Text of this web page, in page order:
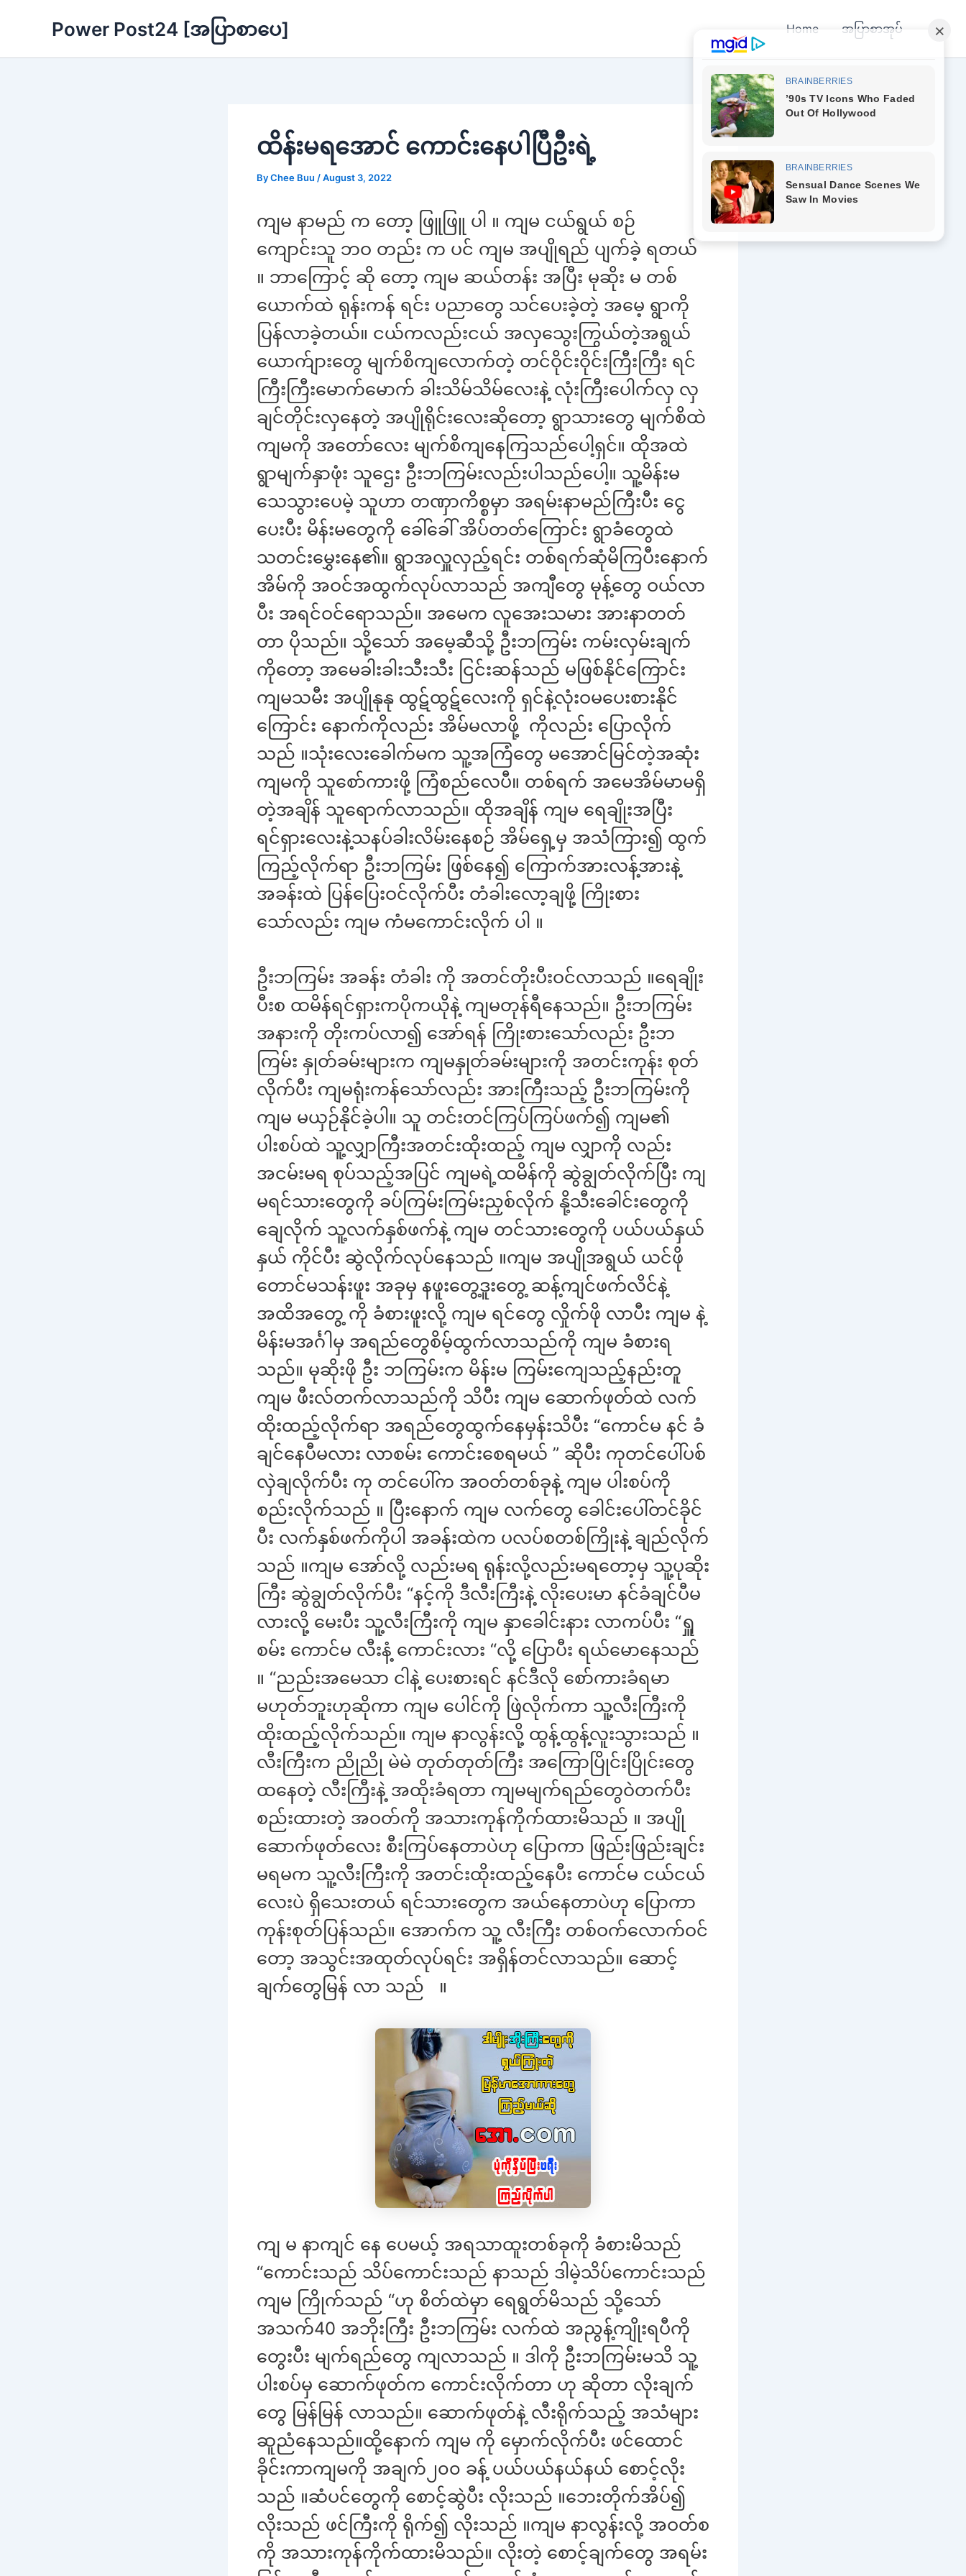
Power Post24 [အပြာစာပေ] Home အပြာစာအုပ်
ထိန်းမရအောင် ကောင်းနေပါပြီဦးရဲ့
ByChee Buu /August 3, 2022
ကျမ နာမည် က တော့ ဖြူဖြူ ပါ ။ ကျမ ငယ်ရွယ် စဉ်
ကျောင်းသူ ဘဝ တည်း က ပင် ကျမ အပျိုရည် ပျက်ခဲ့ ရတယ်
။ ဘာကြောင့် ဆို တော့ ကျမ ဆယ်တန်း အပြီး မုဆိုး မ တစ်
ယောက်ထဲ ရုန်းကန် ရင်း ပညာတွေ သင်ပေးခဲ့တဲ့ အမေ့ ရွာကို
ပြန်လာခဲ့တယ်။ ငယ်ကလည်းငယ် အလှသွေးကြွယ်တဲ့အရွယ်
ယောက်ျားတွေ မျက်စိကျလောက်တဲ့ တင်ဝိုင်းဝိုင်းကြီးကြီး ရင်
ကြီးကြီးမောက်မောက် ခါးသိမ်သိမ်လေးနဲ့ လုံးကြီးပေါက်လှ လှ
ချင်တိုင်းလှနေတဲ့ အပျိုရိုင်းလေးဆိုတော့ ရွာသားတွေ မျက်စိထဲ
ကျမကို အတော်လေး မျက်စိကျနေကြသည်ပေါ့ရှင်။ ထိုအထဲ
ရွာမျက်နှာဖုံး သူဌေး ဦးဘကြမ်းလည်းပါသည်ပေါ့။ သူ့မိန်းမ
သေသွားပေမဲ့ သူဟာ တဏှာကိစ္စမှာ အရမ်းနာမည်ကြီးပီး ငွေ
ပေးပီး မိန်းမတွေကို ခေါ်ခေါ် အိပ်တတ်ကြောင်း‌ ရွာခံတွေထဲ
သတင်းမွှေးနေ၏။ ရွာအလှူလှည့်ရင်း တစ်ရက်ဆုံမိကြပီးနောက်
အိမ်ကို အဝင်အထွက်လုပ်လာသည် အကျီတွေ မုန့်တွေ ဝယ်လာ
ပီး အရင်ဝင်ရောသည်။ အမေက လူအေးသမား အားနာတတ်
တာ ပိုသည်။ သို့သော် အမေ့ဆီသို့ ဦးဘကြမ်း ကမ်းလှမ်းချက်
ကိုတော့ အမေခါးခါးသီးသီး ငြင်းဆန်သည် မဖြစ်နိုင်ကြောင်း
ကျမသမီး အပျိုနုနု ထွဋ်ထွဋ်လေးကို ရှင်နဲ့လုံးဝမပေးစားနိုင်
ကြောင်း နောက်ကိုလည်း အိမ်မလာဖို့ ‌ ကိုလည်း ပြောလိုက်
သည် ။သုံးလေးခေါက်မက သူ့အကြံတွေ ‌မအောင်မြင်တဲ့အဆုံး
ကျမကို သူစော်ကားဖို့ ကြံစည်လေပီ။ တစ်ရက် အမေအိမ်မာမရှိ
တဲ့အချိန် သူရောက်လာသည်။ ထိုအချိန် ကျမ ရေချိုးအပြီး
ရင်ရှားလေးနဲ့သနပ်ခါးလိမ်းနေစဉ် အိမ်ရှေ့မှ အသံကြား၍ ထွက်
ကြည့်လိုက်ရာ ဦးဘကြမ်း ဖြစ်နေ၍ ကြောက်အားလန့်အားနဲ့
အခန်းထဲ ပြန်ပြေးဝင်လိုက်ပီး တံခါးလော့ချဖို့ ကြိုးစား
သော်လည်း ကျမ ကံမကောင်းလိုက် ပါ ။
ဦးဘကြမ်း အခန်း တံခါး ကို အတင်တိုးပီးဝင်လာသည် ။ရေချိုး
ပီးစ ထမိန်ရင်ရှားကပိုကယိုနဲ့ ‌ကျမတုန်ရီနေသည်။ ဦးဘကြမ်း
အနားကို တိုးကပ်လာ၍ အော်ရန် ကြိုးစားသော်လည်း ဦးဘ
ကြမ်း နှုတ်ခမ်းများက ကျမနှုတ်ခမ်းများကို အတင်းကုန်း စုတ်
လိုက်ပီး ကျမရုံးကန်သော်လည်း အားကြီးသည့် ဦးဘကြမ်းကို
ကျမ မယှဉ်နိုင်ခဲ့ပါ။ သူ တင်းတင်ကြပ်ကြပ်ဖက်၍ ကျမ၏
ပါးစပ်ထဲ သူ့လျှာကြီးအတင်းထိုးထည့် ကျမ လျှာကို လည်း
အငမ်းမရ စုပ်သည့်အပြင် ကျမရဲ့ထမိန်ကို ဆွဲချွတ်လိုက်ပြီး ကျ
မရင်သားတွေကို ခပ်ကြမ်းကြမ်းညှစ်လိုက် နို့သီးခေါင်းတွေကို
ချေလိုက် သူ့လက်နှစ်ဖက်နဲ့ ကျမ တင်သားတွေကို ပယ်ပယ်နှယ်
နှယ် ကိုင်ပီး ဆွဲလိုက်လုပ်နေသည် ။ကျမ အပျိုအရွယ် ‌ယင်ဖို
တောင်မသန်းဖူး အခုမှ နဖူးတွေ့ဒူးတွေ့ ဆန့်ကျင်ဖက်လိင်နဲ့
အထိအတွေ့ ကို ခံစားဖူးလို့ ကျမ ရင်တွေ လှိုက်ဖို လာပီး ကျမ နဲ့
မိန်းမအင်္ဂါမှ အရည်တွေစိမ့်ထွက်လာသည်ကို ကျမ ခံစားရ
သည်။ မုဆိုးဖို ဦး ဘကြမ်းက မိန်းမ ကြမ်းကျေသည့်နည်းတူ
ကျမ ဖီးလ်တက်လာသည်ကို သိပီး ကျမ ဆောက်ဖုတ်ထဲ လက်
ထိုးထည့်လိုက်ရာ အရည်တွေထွက်နေမှန်းသိပီး “ကောင်မ နင် ခံ
ချင်နေပီမလား လာစမ်း ကောင်းစေရမယ် ” ဆိုပီး ကုတင်ပေါ်ပစ်
လှဲချလိုက်ပီး ကု တင်ပေါ်က အဝတ်တစ်ခုနဲ့ ကျမ ပါးစပ်ကို
စည်းလိုက်သည် ။ ပြီးနောက် ကျမ လက်တွေ ခေါင်းပေါ်တင်ခိုင်
ပီး လက်နှစ်ဖက်ကိုပါ အခန်းထဲက ပလပ်စတစ်ကြိုးနဲ့ ချည်လိုက်
သည် ။ကျမ အော်လို့ လည်းမရ ရုန်းလို့လည်းမရတော့မှ သူ့ပုဆိုး
ကြီး ဆွဲချွတ်လိုက်ပီး “နင့်ကို ဒီလီးကြီးနဲ့ လိုးပေးမာ နင်ခံချင်ပီမ
လားလို့ မေးပီး သူ့လီးကြီးကို ကျမ နှာခေါင်းနား လာကပ်ပီး “ရှူ
စမ်း ကောင်မ လီးနံ့ ကောင်းလား “လို့ ပြောပီး ရယ်မောနေသည်
။ “ညည်းအမေသာ ငါနဲ့ ပေးစားရင် နင်ဒီလို စော်ကားခံရမာ
မဟုတ်ဘူးဟုဆိုကာ ကျမ ပေါင်ကို ဖြဲလိုက်ကာ သူ့လီးကြီးကို
ထိုးထည့်လိုက်သည်။ ကျမ နာလွန်းလို့ ထွန့်ထွန့်လူးသွားသည် ။
လီးကြီးက ညိုညို မဲမဲ တုတ်တုတ်ကြီး အကြောပြိုင်းပြိုင်းတွေ
ထနေတဲ့ လီးကြီးနဲ့ အထိုးခံရတာ ကျမမျက်ရည်တွေဝဲတက်ပီး
စည်းထားတဲ့ အဝတ်ကို အသားကုန်ကိုက်ထားမိသည် ။ အပျို
ဆောက်ဖုတ်လေး စီးကြပ်‌နေတာပဲဟု ပြောကာ ဖြည်းဖြည်းချင်း
မရမက သူ့လီးကြီးကို အတင်းထိုးထည့်နေပီး ကောင်မ ငယ်ငယ်
လေးပဲ ရှိသေးတယ် ရင်သားတွေက အယ်နေတာပဲဟု ပြောကာ
ကုန်းစုတ်ပြန်သည်။ အောက်က သူ့ လီးကြီး တစ်ဝက်လောက်ဝင်
တော့ ‌အသွင်းအထုတ်လုပ်ရင်း အရှိန်တင်လာသည်။ ဆောင့်
ချက်တွေမြန် လာ သည် ။
ကျ မ နာကျင် နေ ပေမယ့် အရသာထူးတစ်ခုကို ခံစားမိသည်
“ကောင်းသည် သိပ်ကောင်းသည် နာသည် ဒါမဲ့သိပ်ကောင်းသည်
ကျမ ကြိုက်သည် “ဟု စိတ်ထဲမှာ ရေရွတ်မိသည် သို့သော်
အသက်‌40 အဘိုးကြီး ဦးဘကြမ်း လက်ထဲ အညွန့်ကျိုးရပီကို
တွေးပီး မျက်ရည်တွေ ကျလာသည် ။ ဒါကို ဦးဘကြမ်းမသိ သူ့
ပါးစပ်မှ ဆောက်ဖုတ်က ကောင်းလိုက်တာ ဟု ဆိုတာ လိုးချက်
တွေ မြန်မြန် လာသည်။ ဆောက်ဖုတ်နဲ့ လီးရိုက်သည့် အသံများ
ဆူညံနေသည်။ထို့နောက် ကျမ ကို မှောက်လိုက်ပီး ဖင်ထောင်
ခိုင်းကာကျမကို အချက်၂၀၀ ခန့် ပယ်ပယ်‌နယ်နယ် စောင့်လိုး
သည် ။ဆံပင်တွေကို ‌စောင့်ဆွဲပီး လိုးသည် ။ဘေးတိုက်အိပ်၍
လိုးသည် ဖင်ကြီးကို ရိုက်၍ လိုးသည် ။ကျမ နာလွန်းလို့ အဝတ်စ
ကို အသားကုန်ကိုက်ထားမိသည်။ လိုးတဲ့ စောင့်ချက်တွေ အရမ်း